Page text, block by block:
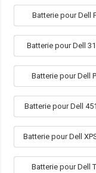
Batterie pour Dell
Batterie pour Dell
Batterie pour Dell
Batterie pour Dell
Batterie pour Dell
Batterie pour Dell